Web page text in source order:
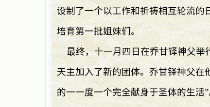
设制了一个以工作和祈祷相互轮流的
培育第一批姐妹们。
最终，十一月四日 在乔甘铎神父举
天主加入了新的团体。乔甘铎神父在
的一一度一个完全献身于圣体的生活”